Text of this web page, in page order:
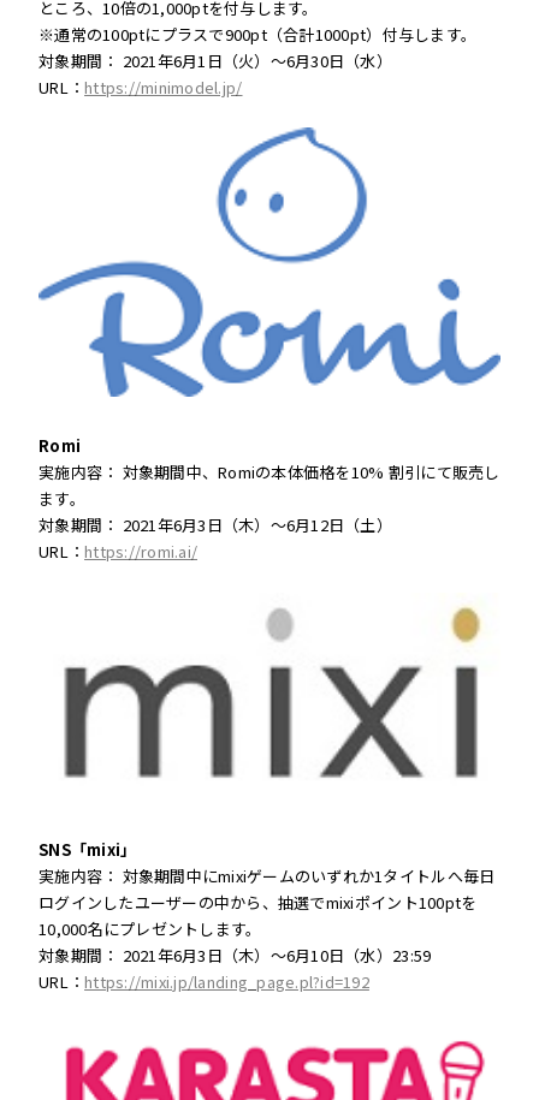
ところ、10倍の1,000ptを付与します。
※通常の100ptにプラスで900pt（合計1000pt）付与します。
対象期間： 2021年6月1日（火）～6月30日（水）
URL：https://minimodel.jp/
Romi
実施内容： 対象期間中、Romiの本体価格を10% 割引にて販売し
ます。
対象期間： 2021年6月3日（木）～6月12日（土）
URL：https://romi.ai/
SNS「mixi」
実施内容： 対象期間中にmixiゲームのいずれか1タイトルへ毎日
ログインしたユーザーの中から、抽選でmixiポイント100ptを
10,000名にプレゼントします。
対象期間： 2021年6月3日（木）～6月10日（水）23:59
URL：https://mixi.jp/landing_page.pl?id=192